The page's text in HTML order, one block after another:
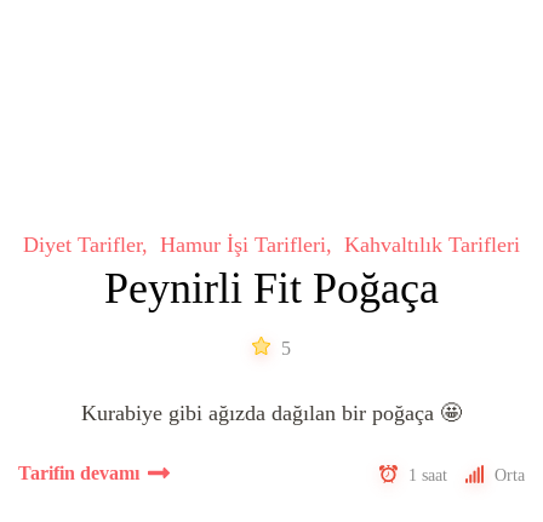
Diyet Tarifler Hamur İşi Tarifleri Kahvaltılık Tarifleri
Peynirli Fit Poğaça
5
Kurabiye gibi ağızda dağılan bir poğaça 🤩
Tarifin devamı 1 saat Orta